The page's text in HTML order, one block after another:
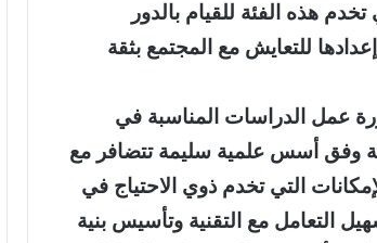
هذه الفئة للقيام بالدور
للتعايش مع المجتمع بثقة
عمل الدراسات المناسبة في
وفق أسس علمية سليمة تتضافر مع
التي تخدم ذوي الاحتياج في
التعامل مع التقنية وتأسيس بنية